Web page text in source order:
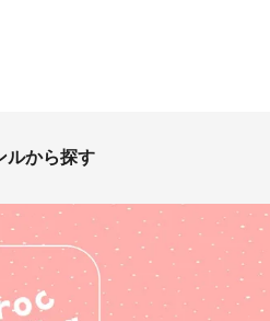
ルから探す